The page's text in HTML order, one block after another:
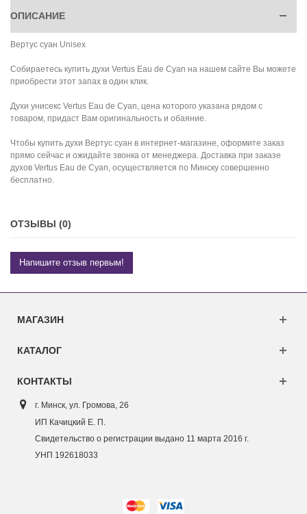
ОПИСАНИЕ
Вертус суан Unisex
Собираетесь купить духи Vertus Eau de Cyan на нашем сайте Вы можете
приобрести этот запах в один клик.
Духи унисекс Vertus Eau de Cyan, цена которого указана рядом с
товаром, придаст Вам оригинальность и обаяние.
Чтобы купить духи Вертус суан в интернет-магазине, оформите заказ
прямо сейчас и ожидайте звонка от менеджера. Доставка при заказе
духов Vertus Eau de Cyan, осуществляется по Минску совершенно
бесплатно.
ОТЗЫВЫ (0)
Напишите отзыв первым!
МАГАЗИН
КАТАЛОГ
КОНТАКТЫ
г. Минск, ул. Громова, 26
ИП Качицкий Е. П.
Свидетельство о регистрации выдано 11 марта 2016 г.
УНП 192618033